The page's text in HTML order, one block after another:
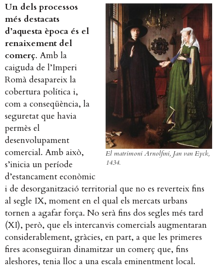
El matrimoni Arnolfini, Jan van Eyck,
1434.
Un dels processos
més destacats
d’aquesta època és el
renaixement del
comerç. Amb la
caiguda de l’Imperi
Romà desapareix la
cobertura política i,
com a conseqüència, la
seguretat que havia
permès el
desenvolupament
comercial. Amb això,
s’inicia un període
d’estancament econòmic
i de desorganització territorial que no es reverteix fins
al segle IX, moment en el qual els mercats urbans
tornen a agafar força. No serà fins dos segles més tard
(XI), però, que els intercanvis comercials augmentaran
considerablement, gràcies, en part, a que les primeres
fires aconseguiran dinamitzar un comerç que, fins
aleshores, tenia lloc a una escala eminentment local.